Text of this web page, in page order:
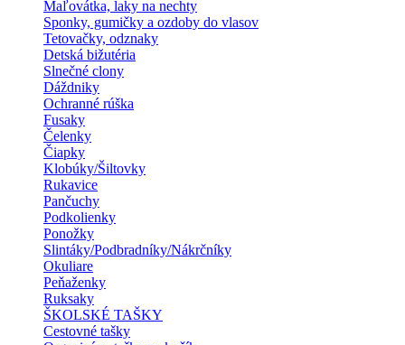
Maľovátka, laky na nechty
Sponky, gumičky a ozdoby do vlasov
Tetovačky, odznaky
Detská bižutéria
Slnečné clony
Dáždniky
Ochranné rúška
Fusaky
Čelenky
Čiapky
Klobúky/Šiltovky
Rukavice
Pančuchy
Podkolienky
Ponožky
Slintáky/Podbradníky/Nákrčníky
Okuliare
Peňaženky
Ruksaky
ŠKOLSKÉ TAŠKY
Cestovné tašky